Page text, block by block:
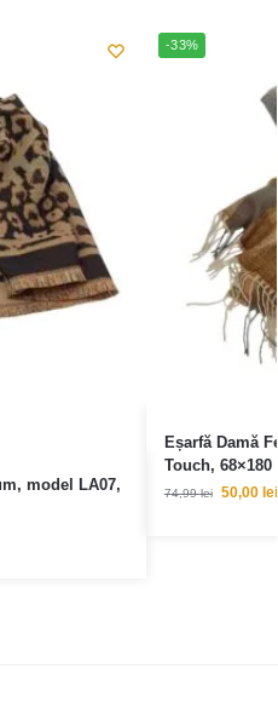
model LA07,
-33%
Eșarfă Damă
Touch, 68×180
74,99lei 50,00 lei